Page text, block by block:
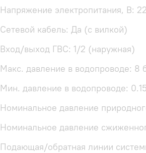
Напряжение электропитания, В:
Сетевой кабель: Да (с вилкой)
Вход/выход ГВС: 1/2 (наружная)
Макс. давление в водопроводе: 8
Мин. давление в водопроводе:
Номинальное давление
Номинальное давление
Подающая/обратная линии